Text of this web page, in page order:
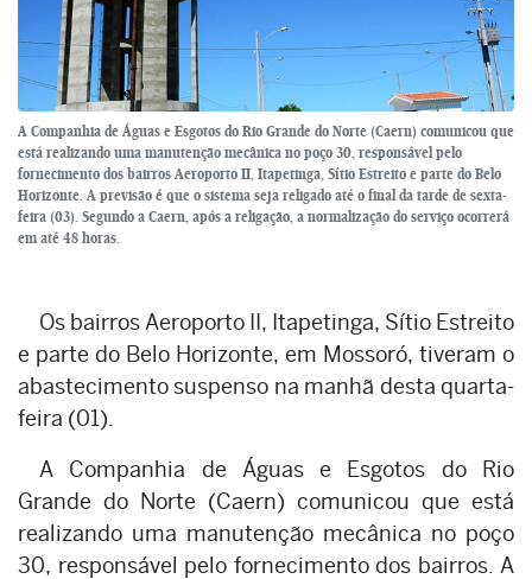
A Companhia de Águas e Esgotos do Rio Grande do Norte (Caern) comunicou que
está realizando uma manutenção mecânica no poço 30, responsável pelo
fornecimento dos bairros Aeroporto II, Itapetinga, Sítio Estreito e parte do Belo
Horizonte. A previsão é que o sistema seja religado até o final da tarde de sexta-
feira (03). Segundo a Caern, após a religação, a normalização do serviço ocorrerá
em até 48 horas.
Os bairros Aeroporto II, Itapetinga, Sítio Estreito
e parte do Belo Horizonte, em Mossoró, tiveram o
abastecimento suspenso na manhã desta quarta-
feira (01).
A Companhia de Águas e Esgotos do Rio
Grande do Norte (Caern) comunicou que está
realizando uma manutenção mecânica no poço
30, responsável pelo fornecimento dos bairros. A